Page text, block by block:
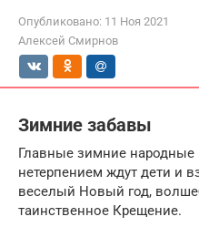
Опубликовано: 11 Ноя 2021
Алексей Смирнов
Зимние забавы
Главные зимние народные
нетерпением ждут дети и
веселый Новый год,
таинственное Крещение.